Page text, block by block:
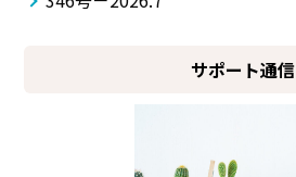
サポート通信